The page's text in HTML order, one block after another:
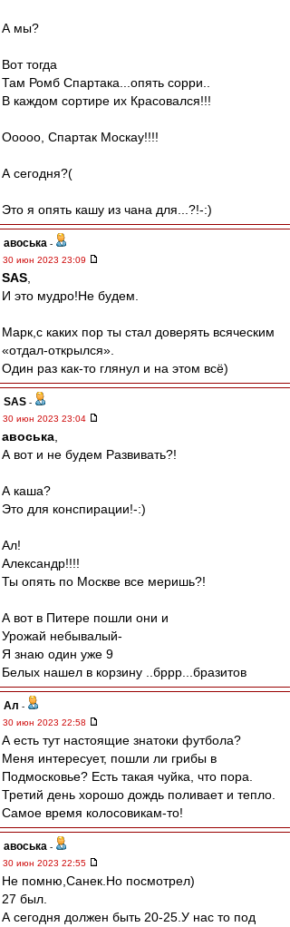
А мы?
Вот тогда
Там Ромб Спартака...опять сорри..
В каждом сортире их Красовался!!!
Ооооо, Спартак Москау!!!!
А сегодня?(
Это я опять кашу из чана для...?!-:)
авоська -
30 июн 2023 23:09
SAS
И это мудро!Не будем.
Марк,с каких пор ты стал доверять всяческим
«отдал-открылся».
Один раз как-то глянул и на этом всё)
SAS -
30 июн 2023 23:04
авоська
А вот и не будем Развивать?!
А каша?
Это для конспирации!-:)
Ал!
Александр!!!!
Ты опять по Москве все меришь?!
А вот в Питере пошли они и
Урожай небывалый-
Я знаю один уже 9
Белых нашел в корзину ..бррр...бразитов
Ал -
30 июн 2023 22:58
А есть тут настоящие знатоки футбола?
Меня интересует, пошли ли грибы в
Подмосковье? Есть такая чуйка, что пора.
Третий день хорошо дождь поливает и тепло.
Самое время колосовикам-то!
авоська -
30 июн 2023 22:55
Не помню,Санек.Но посмотрел)
27 был.
А сегодня должен быть 20-25.У нас то под